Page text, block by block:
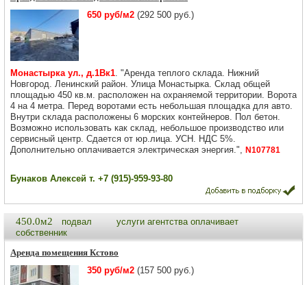
650 руб/м2 (292 500 руб.)
Монастырка ул., д.1Вк1. "Аренда теплого склада. Нижний
Новгород. Ленинский район. Улица Монастырка. Склад общей
площадью 450 кв.м. расположен на охраняемой территории. Ворота
4 на 4 метра. Перед воротами есть небольшая площадка для авто.
Внутри склада расположены 6 морских контейнеров. Пол бетон.
Возможно использовать как склад, небольшое производство или
сервисный центр. Сдается от юр.лица. УСН. НДС 5%.
Дополнительно оплачивается электрическая энергия.", N107781
Бунаков Алексей т. +7 (915)-959-93-80
450.0м2 подвал
услуги агентства оплачивает
собственник
Аренда помещения Кстово
350 руб/м2 (157 500 руб.)